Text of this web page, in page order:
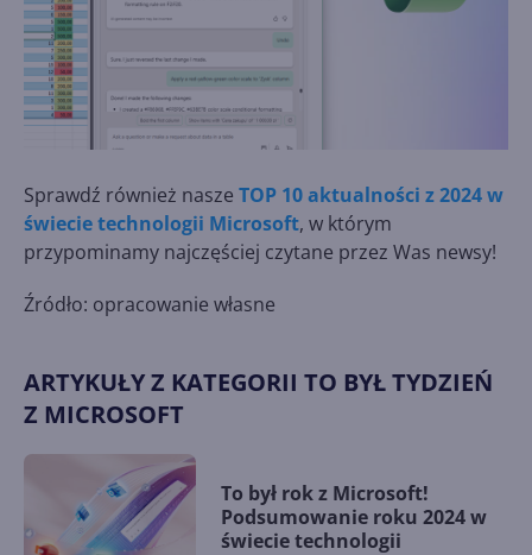
Sprawdź również nasze TOP 10 aktualności z 2024 w
świecie technologii Microsoft, w którym
przypominamy najczęściej czytane przez Was newsy!
Źródło: opracowanie własne
ARTYKUŁY Z KATEGORII TO BYŁ TYDZIEŃ
Z MICROSOFT
To był rok z Microsoft!
Podsumowanie roku 2024 w
świecie technologii